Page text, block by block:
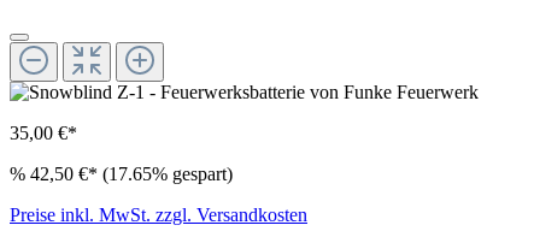
35,00 €*
% 42,50 €* (17.65% gespart)
Preise inkl. MwSt. zzgl. Versandkosten